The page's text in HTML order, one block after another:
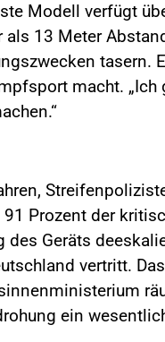
Modell verfügt
13 Meter
tasern.
macht. „Ich
Prozent der
Geräts
vertritt.
ein